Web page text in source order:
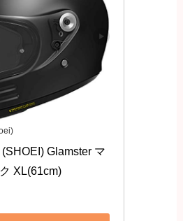
Glamster マ
XL(61cm)